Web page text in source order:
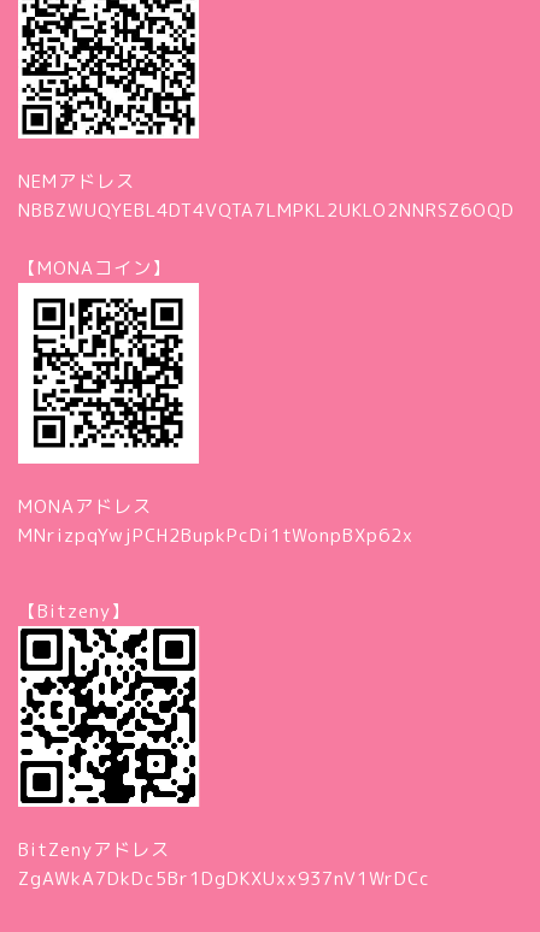
NEMアドレス
NBBZWUQYEBL4DT4VQTA7LMPKL2UKLO2NNRSZ6OQD
【MONAコイン】
MONAアドレス
MNrizpqYwjPCH2BupkPcDi1tWonpBXp62x
【Bitzeny】
BitZenyアドレス
ZgAWkA7DkDc5Br1DgDKXUxx937nV1WrDCc